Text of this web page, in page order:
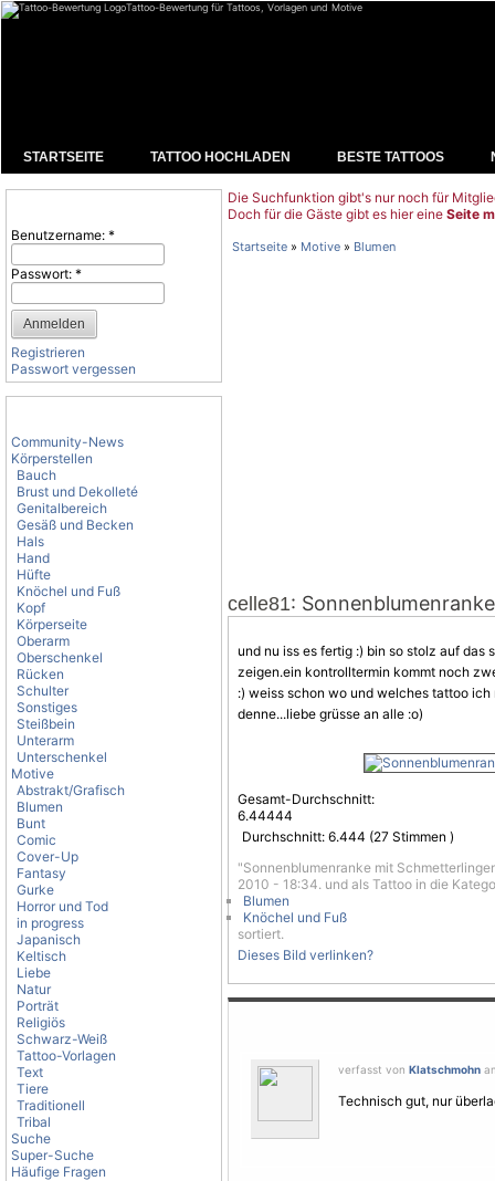
Tattoo-Bewertung für Tattoos, Vorlagen und Motive
STARTSEITE TATTOO HOCHLADEN BESTE TATTOOS
Benutzername: *
Passwort: *
Registrieren
Passwort vergessen
Community-News
Körperstellen
Bauch
Brust und Dekolleté
Genitalbereich
Gesäß und Becken
Hals
Hand
Hüfte
Knöchel und Fuß
Kopf
Körperseite
Oberarm
Oberschenkel
Rücken
Schulter
Sonstiges
Steißbein
Unterarm
Unterschenkel
Motive
Abstrakt/Grafisch
Blumen
Bunt
Comic
Cover-Up
Fantasy
Gurke
Horror und Tod
in progress
Japanisch
Keltisch
Liebe
Natur
Porträt
Religiös
Schwarz-Weiß
Tattoo-Vorlagen
Text
Tiere
Traditionell
Tribal
Suche
Super-Suche
Häufige Fragen
Die Suchfunktion gibt's nur noch für
Doch für die Gäste gibt es hier eine Seite
Startseite » Motive » Blumen
celle81:
und nu iss es fertig :) bin so stolz auf
zeigen.ein kontrolltermin kommt noch
:) weiss schon wo und welches tattoo
denne...liebe grüsse an alle :o)
Gesamt-Durchschnitt:
6.44444
Durchschnitt: 6.444 (27 Stimmen )
"Sonnenblumenranke mit
2010 - 18:34. und als Tattoo in die
Blumen
Knöchel und Fuß
sortiert.
Dieses Bild verlinken?
verfasst von Klatschmohn
Technisch gut, nur